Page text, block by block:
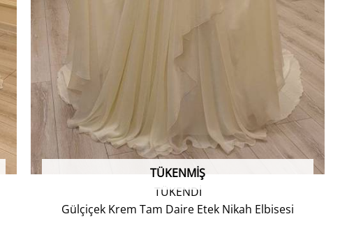
TÜKENDİ
TÜKENMIŞ
Gülçiçek Krem Tam Daire Etek Nikah Elbisesi